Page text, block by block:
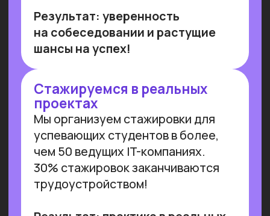
(максимальный уровень — 85%). GenAI
выступает не угрозой, а инструментом
трансформации рынка труда — при
условии его ответственного
и управляемого внедрения. Для
устойчивой реализации преимуществ
от технологии необходимы инвестиции
в переобучение кадров и создание
этической нормативной базы. Такие
выводы содержатся в исследовании
сотрудников Университета
Иннополиса, Высшей школы
менеджмента СПбГУ, МГУ
им. Ломоносова ионлайн-
университета Зерокодер.